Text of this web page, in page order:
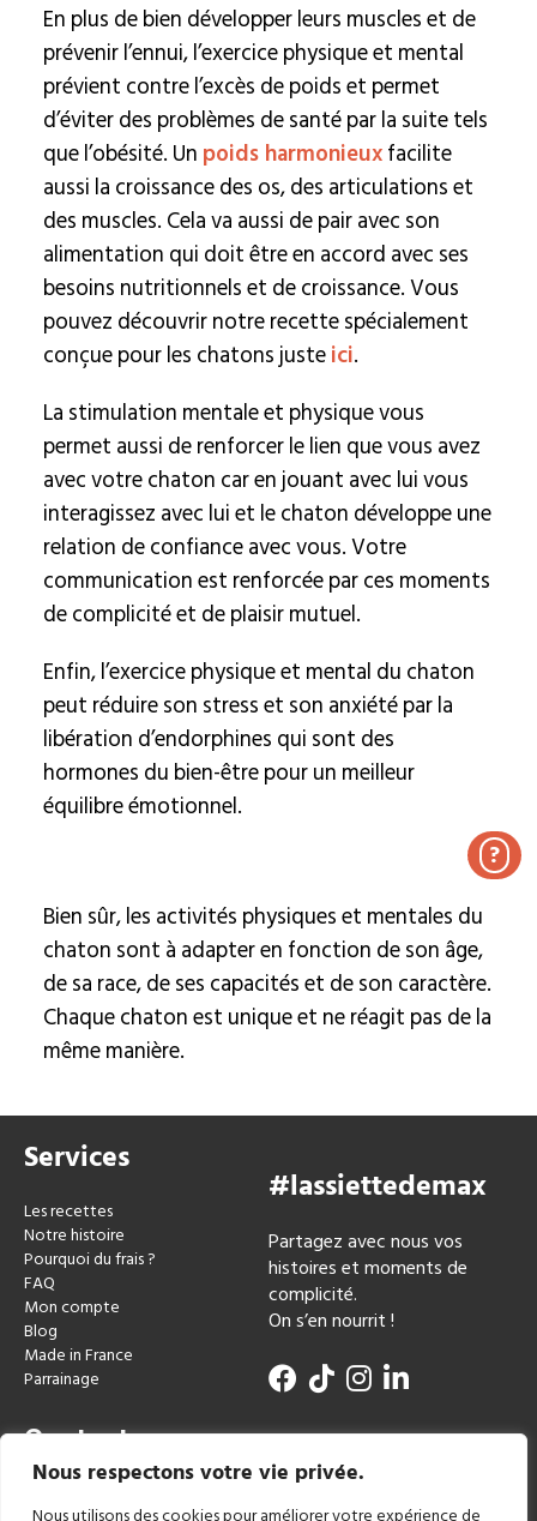
Nous respectons votre vie privée.
En plus de bien développer leurs muscles et de
prévenir l’ennui, l’exercice physique et mental
prévient contre l’excès de poids et permet
d’éviter des problèmes de santé par la suite tels
que l’obésité. Un poids harmonieuxfacilite
aussi la croissance des os, des articulations et
des muscles. Cela va aussi de pair avec son
alimentation qui doit être en accord avec ses
besoins nutritionnels et de croissance. Vous
pouvez découvrir notre recette spécialement
conçue pour les chatons justeici.
La stimulation mentale et physique vous
permet aussi de renforcer le lien que vous avez
avec votre chaton car en jouant avec lui vous
interagissez avec lui et le chaton développe une
relation de confiance avec vous. Votre
communication est renforcée par ces moments
de complicité et de plaisir mutuel.
Enfin, l’exercice physique et mental du chaton
peut réduire son stress et son anxiété par la
libération d’endorphines qui sont des
hormones du bien-être pour un meilleur
équilibre émotionnel.
Bien sûr, les activités physiques et mentales du
chaton sont à adapter en fonction de son âge,
de sa race, de ses capacités et de son caractère.
Chaque chaton est unique et ne réagit pas de la
même manière.
Services
Les recettes
Notre histoire
Pourquoi du frais ?
FAQ
Mon compte
Blog
Made in France
Parrainage
#lassiettedemax
Partagez avec nous vos
histoires et moments de
complicité.
On s’en nourrit !
Contact
?